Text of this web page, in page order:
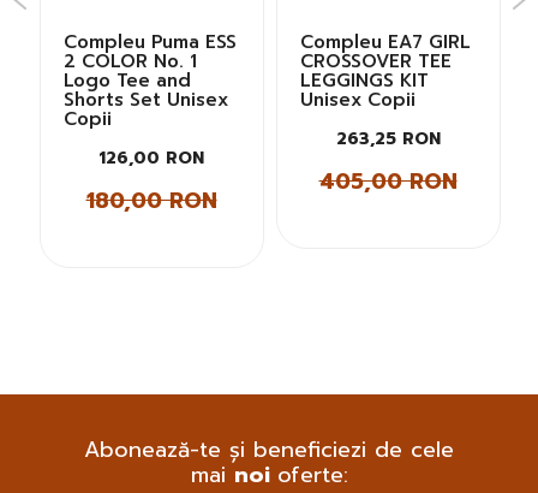
Compleu Puma ESS
2 COLOR No. 1
Logo Tee and
Shorts Set Unisex
Copii
126,00 RON
180,00 RON
Compleu EA7 GIRL
CROSSOVER TEE
LEGGINGS KIT
Unisex Copii
263,25 RON
405,00 RON
Abonează-te și beneficiezi de cele
mainoi oferte: